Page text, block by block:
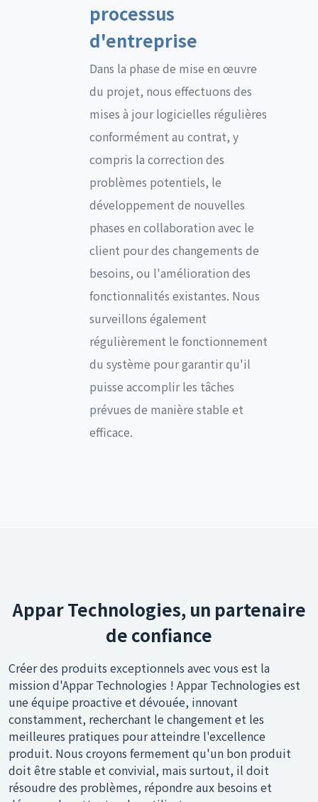
processus
d'entreprise
Dans la phase de mise en œuvre
du projet, nous effectuons des
mises à jour logicielles régulières
conformément au contrat, y
compris la correction des
problèmes potentiels, le
développement de nouvelles
phases en collaboration avec le
client pour des changements de
besoins, ou l'amélioration des
fonctionnalités existantes. Nous
surveillons également
régulièrement le fonctionnement
du système pour garantir qu'il
puisse accomplir les tâches
prévues de manière stable et
efficace.
Appar Technologies, un partenaire
de confiance
Créer des produits exceptionnels avec vous est la
mission d'Appar Technologies ! Appar Technologies est
une équipe proactive et dévouée, innovant
constamment, recherchant le changement et les
meilleures pratiques pour atteindre l'excellence
produit. Nous croyons fermement qu'un bon produit
doit être stable et convivial, mais surtout, il doit
résoudre des problèmes, répondre aux besoins et